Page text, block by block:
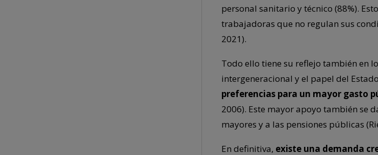
personal sanitario y técnico (88%).
trabajadoras que no regulan sus
2021).
Todo ello tiene su reflejo también en
intergeneracional y el papel del
preferencias para un mayor gasto
2006). Este mayor apoyo también se
mayores y a las pensiones públicas
En definitiva, existe una demanda